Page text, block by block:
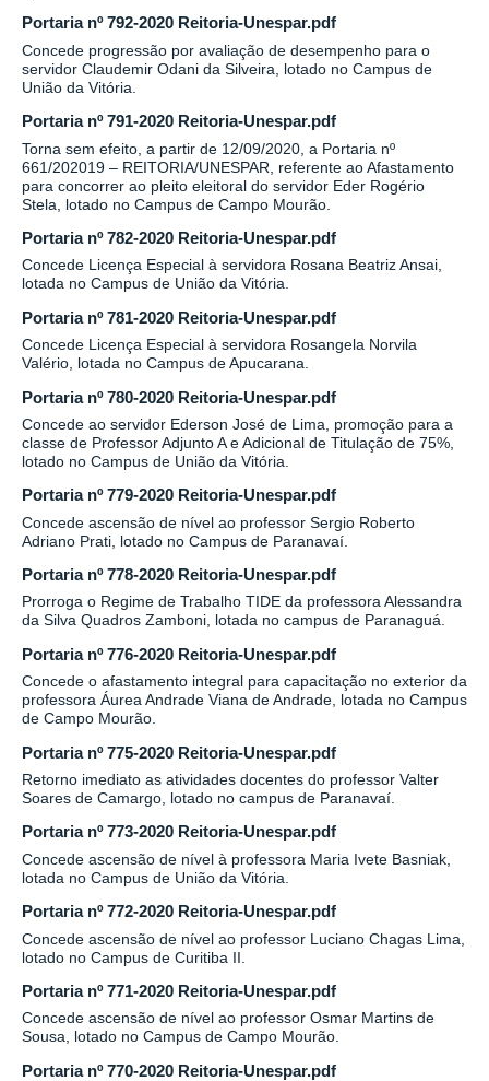
Portaria nº 792-2020 Reitoria-Unespar.pdf
Concede progressão por avaliação de desempenho para o
servidor Claudemir Odani da Silveira, lotado no Campus de
União da Vitória.
Portaria nº 791-2020 Reitoria-Unespar.pdf
Torna sem efeito, a partir de 12/09/2020, a Portaria nº
661/202019 – REITORIA/UNESPAR, referente ao Afastamento
para concorrer ao pleito eleitoral do servidor Eder Rogério
Stela, lotado no Campus de Campo Mourão.
Portaria nº 782-2020 Reitoria-Unespar.pdf
Concede Licença Especial à servidora Rosana Beatriz Ansai,
lotada no Campus de União da Vitória.
Portaria nº 781-2020 Reitoria-Unespar.pdf
Concede Licença Especial à servidora Rosangela Norvila
Valério, lotada no Campus de Apucarana.
Portaria nº 780-2020 Reitoria-Unespar.pdf
Concede ao servidor Ederson José de Lima, promoção para a
classe de Professor Adjunto A e Adicional de Titulação de 75%,
lotado no Campus de União da Vitória.
Portaria nº 779-2020 Reitoria-Unespar.pdf
Concede ascensão de nível ao professor Sergio Roberto
Adriano Prati, lotado no Campus de Paranavaí.
Portaria nº 778-2020 Reitoria-Unespar.pdf
Prorroga o Regime de Trabalho TIDE da professora Alessandra
da Silva Quadros Zamboni, lotada no campus de Paranaguá.
Portaria nº 776-2020 Reitoria-Unespar.pdf
Concede o afastamento integral para capacitação no exterior da
professora Áurea Andrade Viana de Andrade, lotada no Campus
de Campo Mourão.
Portaria nº 775-2020 Reitoria-Unespar.pdf
Retorno imediato as atividades docentes do professor Valter
Soares de Camargo, lotado no campus de Paranavaí.
Portaria nº 773-2020 Reitoria-Unespar.pdf
Concede ascensão de nível à professora Maria Ivete Basniak,
lotada no Campus de União da Vitória.
Portaria nº 772-2020 Reitoria-Unespar.pdf
Concede ascensão de nível ao professor Luciano Chagas Lima,
lotado no Campus de Curitiba II.
Portaria nº 771-2020 Reitoria-Unespar.pdf
Concede ascensão de nível ao professor Osmar Martins de
Sousa, lotado no Campus de Campo Mourão.
Portaria nº 770-2020 Reitoria-Unespar.pdf